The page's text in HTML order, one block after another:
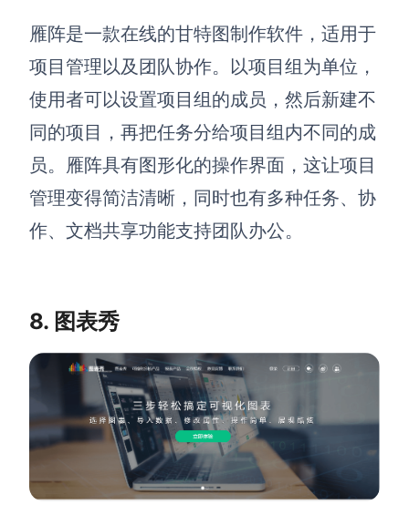
雁阵是一款在线的甘特图制作软件 ， 适用于
项目管理以及团队协作。以项目组为单位，
使用者可以设置项目组的成员，然后新建不
同的项目，再把任务分给项目组内不同的成
员。雁阵具有图形化的操作界面，这让项目
管理变得简洁清晰，同时也有多种任务、协
作、文档共享功能支持团队办公。
8. 图表秀